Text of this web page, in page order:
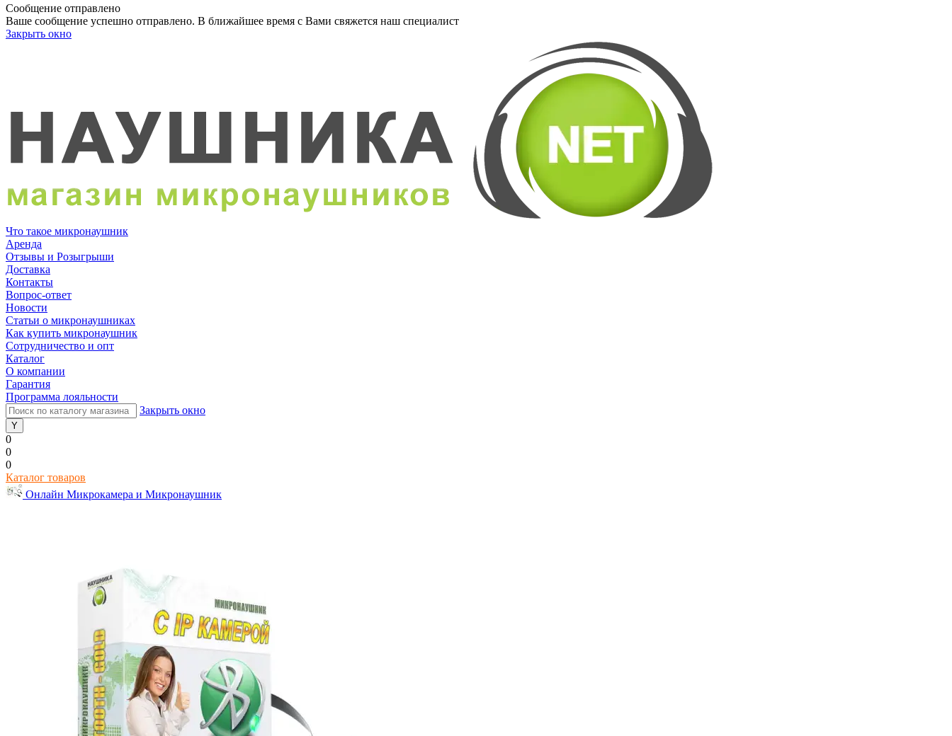
Сообщение отправлено
Ваше сообщение успешно отправлено. В ближайшее время с Вами свяжется наш специалист
Закрыть окно
Что такое микронаушник
Аренда
Отзывы и Розыгрыши
Доставка
Контакты
Вопрос-ответ
Новости
Статьи о микронаушниках
Как купить микронаушник
Сотрудничество и опт
Каталог
О компании
Гарантия
Программа лояльности
Закрыть окно
0
0
0
Каталог товаров
Онлайн Микрокамера и Микронаушник